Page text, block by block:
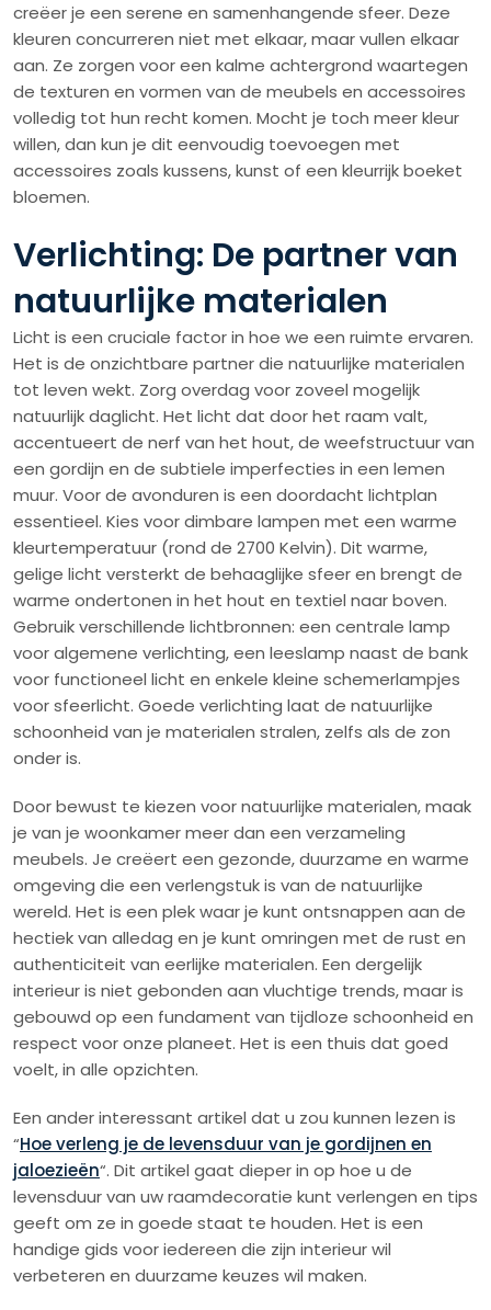
creëer je een serene en samenhangende sfeer. Deze
kleuren concurreren niet met elkaar, maar vullen elkaar
aan. Ze zorgen voor een kalme achtergrond waartegen
de texturen en vormen van de meubels en accessoires
volledig tot hun recht komen. Mocht je toch meer kleur
willen, dan kun je dit eenvoudig toevoegen met
accessoires zoals kussens, kunst of een kleurrijk boeket
bloemen.
Verlichting: De partner van
natuurlijke materialen
Licht is een cruciale factor in hoe we een ruimte ervaren.
Het is de onzichtbare partner die natuurlijke materialen
tot leven wekt. Zorg overdag voor zoveel mogelijk
natuurlijk daglicht. Het licht dat door het raam valt,
accentueert de nerf van het hout, de weefstructuur van
een gordijn en de subtiele imperfecties in een lemen
muur. Voor de avonduren is een doordacht lichtplan
essentieel. Kies voor dimbare lampen met een warme
kleurtemperatuur (rond de 2700 Kelvin). Dit warme,
gelige licht versterkt de behaaglijke sfeer en brengt de
warme ondertonen in het hout en textiel naar boven.
Gebruik verschillende lichtbronnen: een centrale lamp
voor algemene verlichting, een leeslamp naast de bank
voor functioneel licht en enkele kleine schemerlampjes
voor sfeerlicht. Goede verlichting laat de natuurlijke
schoonheid van je materialen stralen, zelfs als de zon
onder is.
Door bewust te kiezen voor natuurlijke materialen, maak
je van je woonkamer meer dan een verzameling
meubels. Je creëert een gezonde, duurzame en warme
omgeving die een verlengstuk is van de natuurlijke
wereld. Het is een plek waar je kunt ontsnappen aan de
hectiek van alledag en je kunt omringen met de rust en
authenticiteit van eerlijke materialen. Een dergelijk
interieur is niet gebonden aan vluchtige trends, maar is
gebouwd op een fundament van tijdloze schoonheid en
respect voor onze planeet. Het is een thuis dat goed
voelt, in alle opzichten.
Een ander interessant artikel dat u zou kunnen lezen is
“Hoe verleng je de levensduur van je gordijnen en
jaloezieën“. Dit artikel gaat dieper in op hoe u de
levensduur van uw raamdecoratie kunt verlengen en tips
geeft om ze in goede staat te houden. Het is een
handige gids voor iedereen die zijn interieur wil
verbeteren en duurzame keuzes wil maken.